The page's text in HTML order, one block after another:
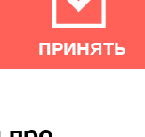
ПРИНЯТЬ